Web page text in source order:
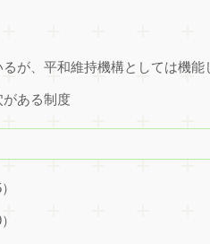
が、平和維持機構としては機能
がある制度